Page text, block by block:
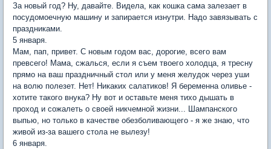
За новый год? Ну, давайте. Видела, как кошка сама залезает в
посудомоечную машину и запирается изнутри. Надо завязывать с
праздниками.
5 января.
Мам, пап, привет. С новым годом вас, дорогие, всего вам
превсего! Мама, сжалься, если я съем твоего холодца, я тресну
прямо на ваш праздничный стол или у меня желудок через уши
на волю полезет. Нет! Никаких салатиков! Я беременна оливье -
хотите такого внука? Ну вот и оставьте меня тихо дышать в
проход и сожалеть о своей никчемной жизни... Шампанского
выпью, но только в качестве обезболивающего - я же знаю, что
живой из-за вашего стола не вылезу!
6 января.